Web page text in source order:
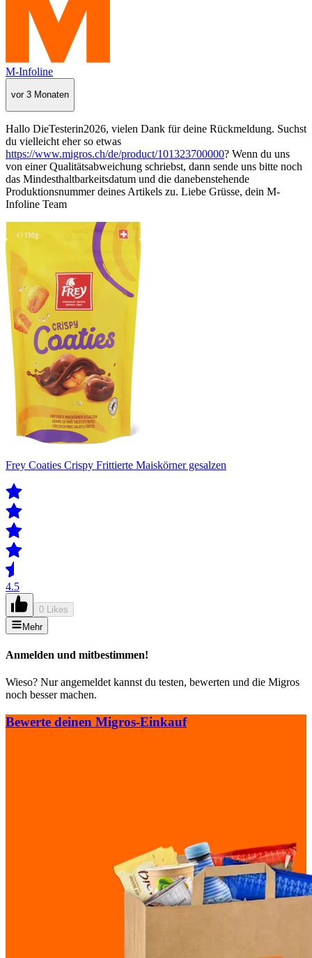
M-Infoline
vor 3 Monaten
Hallo DieTesterin2026, vielen Dank für deine Rückmeldung. Suchst
du vielleicht eher so etwas
https://www.migros.ch/de/product/101323700000? Wenn du uns
von einer Qualitätsabweichung schriebst, dann sende uns bitte noch
das Mindesthaltbarkeitsdatum und die danebenstehende
Produktionsnummer deines Artikels zu. Liebe Grüsse, dein M-
Infoline Team
Frey Coaties Crispy Frittierte Maiskörner gesalzen
4.5
0 Likes
Mehr
Anmelden und mitbestimmen!
Wieso? Nur angemeldet kannst du testen, bewerten und die Migros
noch besser machen.
Bewerte deinen Migros-Einkauf